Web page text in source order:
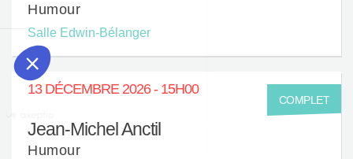
Humour
Salle Edwin-Bélanger
13 DÉCEMBRE 2026 - 15H00
COMPLET
Jean-Michel Anctil
Humour